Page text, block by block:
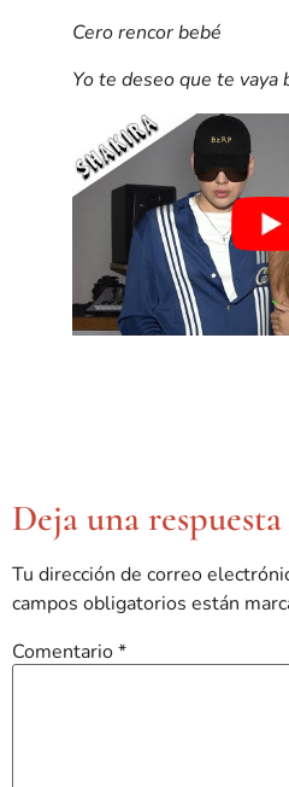
Cero rencor bebé
Yo te deseo que te vaya
Deja una respuesta
Tu dirección de correo
campos obligatorios están
Comentario*